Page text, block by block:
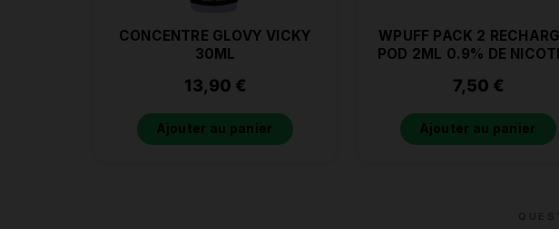
CONCENTRE GLOVY VICKY
30ML
13,90 €
Ajouter au panier
WPUFF PACK 2
POD 2ML 0.9% DE
7,50 €
Ajouter au panier